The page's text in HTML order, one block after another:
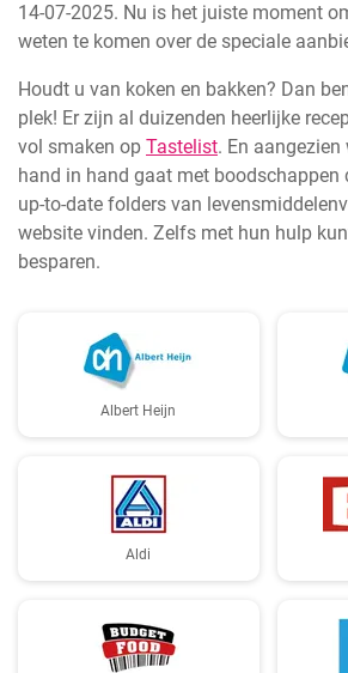
14-07-2025. Nu is het juiste moment
weten te komen over de speciale
Houdt u van koken en bakken? Dan
plek! Er zijn al duizenden heerlijke
vol smaken op Tastelist. En
hand in hand gaat met boodschappen
up-to-date folders van
website vinden. Zelfs met hun hulp
besparen.
Albert Heijn
Aldi